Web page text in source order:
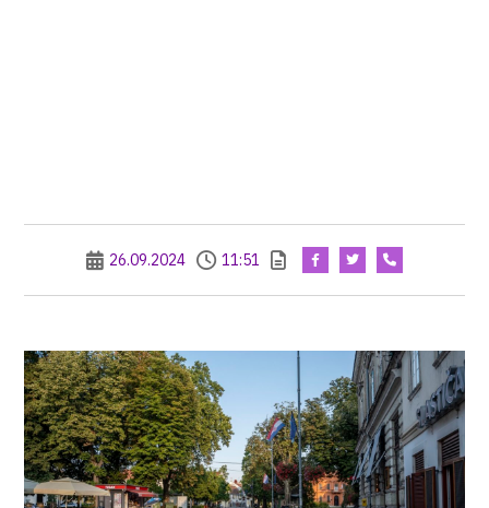
26.09.2024 11:51